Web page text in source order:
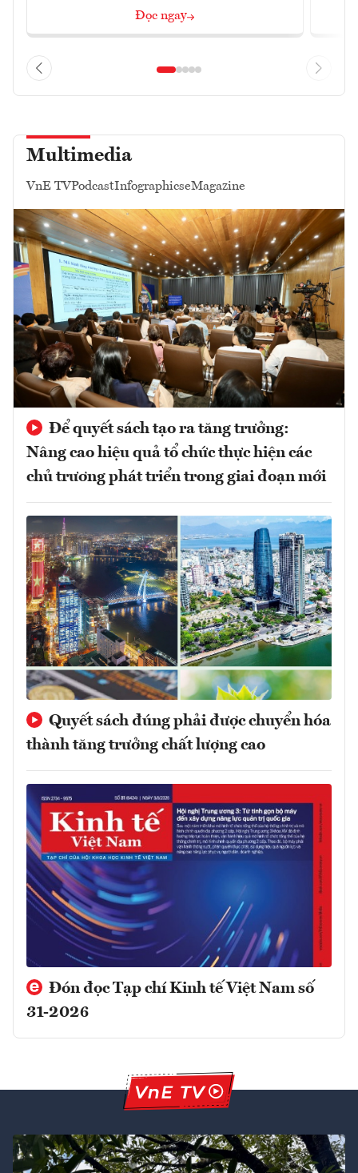
Đọc ngay
Multimedia
VnE TVPodcastInfographicseMagazine
Để quyết sách tạo ra tăng trưởng:
Nâng cao hiệu quả tổ chức thực hiện các
chủ trương phát triển trong giai đoạn mới
Quyết sách đúng phải được chuyển hóa
thành tăng trưởng chất lượng cao
Đón đọc Tạp chí Kinh tế Việt Nam số
31-2026